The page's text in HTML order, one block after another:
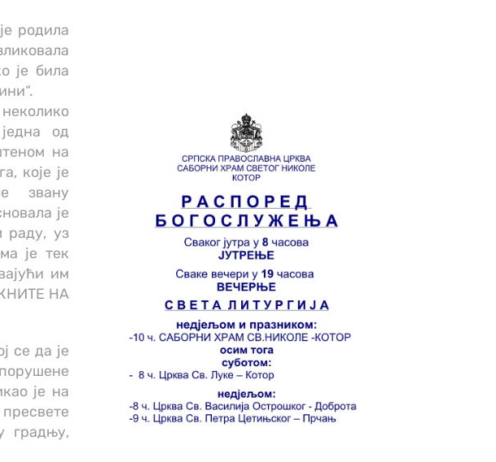
родила
је била
од
на
које је
звану
је
раду, уз
је тек
им
НА
се да је
је на
градњу,